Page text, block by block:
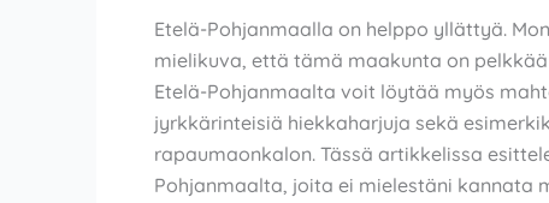
Etelä-Pohjanmaalla on helppo yllättyä.
mielikuva, että tämä maakunta on
Etelä-Pohjanmaalta voit löytää myös
jyrkkärinteisiä hiekkaharjuja sekä
rapaumaonkalon. Tässä artikkelissa
Pohjanmaalta, joita ei mielestäni kannata